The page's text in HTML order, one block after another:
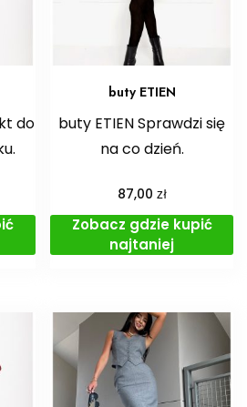
do
buty ETIEN
buty ETIEN Sprawdzi się
na co dzień.
87,00 zł
Zobacz gdzie kupić
najtaniej